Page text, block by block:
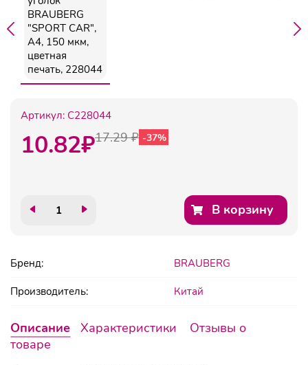
Артикул: C228044
10.82₽17.29 ₽ -37%
В корзину
Бренд: BRAUBERG
Производитель: Китай
Описание Характеристики
Отзывы о
товаре